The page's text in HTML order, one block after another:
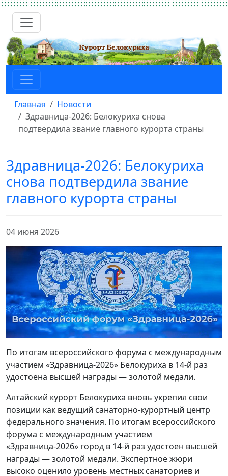
Главная
Новости
Здравница-2026: Белокуриха снова
подтвердила звание главного курорта страны
Здравница-2026: Белокуриха
снова подтвердила звание
главного курорта страны
04 июня 2026
По итогам всероссийского форума с международным
участием «Здравница-2026» Белокуриха в 14-й раз
удостоена высшей награды — золотой медали.
Алтайский курорт Белокуриха вновь укрепил свои
позиции как ведущий санаторно-курортный центр
федерального значения. По итогам всероссийского
форума с международным участием
«Здравница-2026» город в 14-й раз удостоен высшей
награды — золотой медали. Экспертное жюри
высоко оценило уровень местных санаториев и